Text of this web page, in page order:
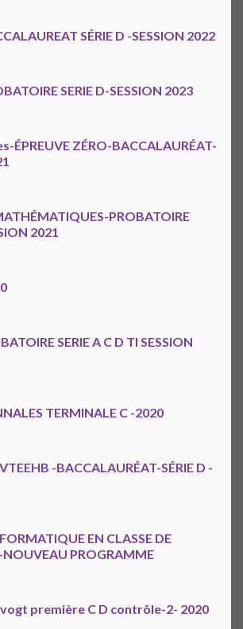
SÉRIE D -SESSION 2022
SERIE D-SESSION 2023
ÉPREUVE ZÉRO-BACCALAURÉAT-
PROBATOIRE
2021
SERIE A C D TI SESSION
TERMINALE C -2020
-BACCALAURÉAT-SÉRIE D -
EN CLASSE DE
NOUVEAU PROGRAMME
première C D contrôle-2- 2020